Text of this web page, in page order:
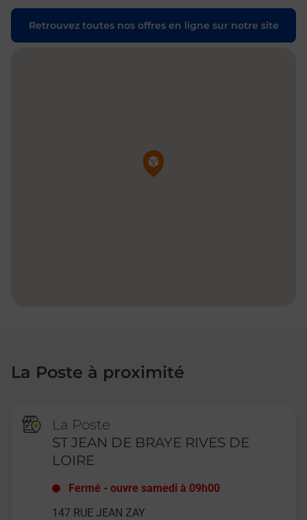
Retrouvez toutes nos offres en ligne sur notre site
Pin de la carte
La Poste à proximité
La Poste
ST JEAN DE BRAYE RIVES DE
LOIRE
Fermé -ouvre samedi à 09h00
147 RUE JEAN ZAY